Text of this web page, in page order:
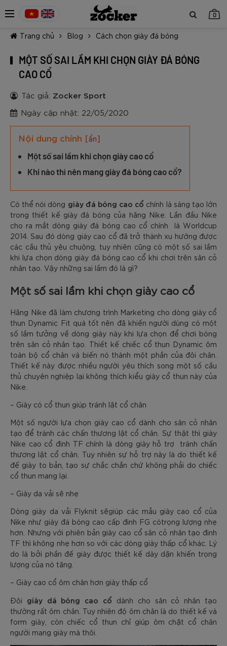
0
Trang chủ Blog Cách chọn giày đá bóng
MỘT SỐ SAI LẦM KHI CHỌN GIÀY ĐÁ BÓNG
CAO CỔ
Tác giả: Zocker Sport
Ngày cập nhật: 22/05/2020
Nội dung chính [ẩn]
Một số sai lầm khi chọn giày cao cổ
Khi nào thì nên mang giày đá bóng cao cổ?
Có thể nói dòng giày đá bóng cao cổ chính là sáng tạo lớn
trong thiết kế giày đá bóng của hãng Nike. Lần đầu Nike
cho ra mắt dòng giày đá bóng cao cổ chính là Worldcup
2014. Sau đó dòng giày cao cổ đã trở thành xu hướng được
các cầu thủ yêu chuộng, tuy nhiên cũng có một số sai lầm
khi lựa chọn dòng giày đá bóng cao cổ khi chơi trên sân cỏ
nhân tạo. Vậy những sai lầm đó là gì?
Một số sai lầm khi chọn giày cao cổ
Hãng Nike đã làm chương trình Marketing cho dòng giày cổ
thun Dynamic Fit quá tốt nên đã khiến người dùng có một
số lầm tưởng về dòng giày này khi lựa chọn để chơi bóng
trên sân cỏ nhân tạo. Thiết kế chiếc cổ thun Dynamic ôm
toàn bộ cổ chân và biến nó thành một phần của đôi chân.
Thiết kế này được nhiều người yêu thích song một số cầu
thủ chuyên nghiệp lại không thích kiểu giày cổ thun này của
Nike.
– Giày có cổ thun giúp tránh lật cổ chân
Một số người lựa chọn giày cao cổ dành cho sân cỏ nhân
tạo để tránh các chấn thương lật cổ chân. Sự thật thì giày
Nike cao cổ đinh TF chính là dòng giày hỗ trợ tránh chấn
thương lật cổ chân. Tuy nhiên sự hỗ trợ này là do thiết kế
đế giày to bản, tạo sự chắc chắn chứ không phải do chiếc
cổ thun mang lại.
– Giày da vải sẽ nhẹ
Dòng giày da vải Flyknit sẽgiúp các mẫu giày cao cổ của
Nike như giày đá bóng cao cấp đinh FG cótrọng lượng nhẹ
hơn. Nhưng với phiên bản giày cao cổ sân cỏ nhân tạo đinh
TF thì không nhẹ hơn so với các dòng giày thấp cổ khác. Lý
do là bởi phần đế giày được thiết kế dày dặn khiến trọng
lượng của nó tăng.
– Giày cao cổ ôm chân hơn giày thấp cổ
Đôi giày dá bóng cao cổ dành cho sân cỏ nhân tạo
thường rất ôm chân. Tuy nhiên độ ôm chân là do thiết kế và
form giày, còn chiếc cổ thun chỉ giúp ôm chặt cổ chân
người mang giày mà thôi.